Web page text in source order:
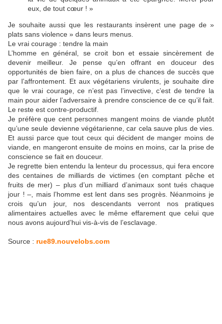
eux, de tout cœur ! »
Je souhaite aussi que les restaurants insèrent une page de »
plats sans violence » dans leurs menus.
Le vrai courage : tendre la main
L’homme en général, se croit bon et essaie sincèrement de
devenir meilleur. Je pense qu’en offrant en douceur des
opportunités de bien faire, on a plus de chances de succès que
par l’affrontement. Et aux végétariens virulents, je souhaite dire
que le vrai courage, ce n’est pas l’invective, c’est de tendre la
main pour aider l’adversaire à prendre conscience de ce qu’il fait.
Le reste est contre-productif.
Je préfère que cent personnes mangent moins de viande plutôt
qu’une seule devienne végétarienne, car cela sauve plus de vies.
Et aussi parce que tout ceux qui décident de manger moins de
viande, en mangeront ensuite de moins en moins, car la prise de
conscience se fait en douceur.
Je regrette bien entendu la lenteur du processus, qui fera encore
des centaines de milliards de victimes (en comptant pêche et
fruits de mer) – plus d’un milliard d’animaux sont tués chaque
jour ! –, mais l’homme est lent dans ses progrès. Néanmoins je
crois qu’un jour, nos descendants verront nos pratiques
alimentaires actuelles avec le même effarement que celui que
nous avons aujourd’hui vis-à-vis de l’esclavage.
Source : rue89.nouvelobs.com